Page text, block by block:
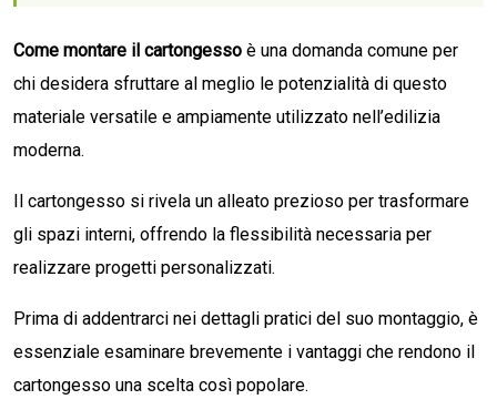
Come montare il cartongesso è una domanda comune per
chi desidera sfruttare al meglio le potenzialità di questo
materiale versatile e ampiamente utilizzato nell’edilizia
moderna.
Il cartongesso si rivela un alleato prezioso per trasformare
gli spazi interni, offrendo la flessibilità necessaria per
realizzare progetti personalizzati.
Prima di addentrarci nei dettagli pratici del suo montaggio, è
essenziale esaminare brevemente i vantaggi che rendono il
cartongesso una scelta così popolare.